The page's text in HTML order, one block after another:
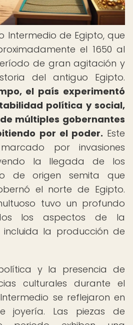
Intermedio de Egipto, que
el 1650 al
de gran agitación y
del antiguo Egipto.
el país experimentó
política y social,
múltiples gobernantes
por el poder. Este
por invasiones
la llegada de los
de origen semita que
el norte de Egipto.
tuvo un profundo
los aspectos de la
incluida la producción de
y la presencia de
culturales durante el
se reflejaron en
joyería. Las piezas de